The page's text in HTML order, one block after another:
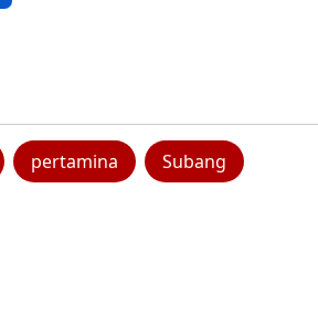
pertamina Subang